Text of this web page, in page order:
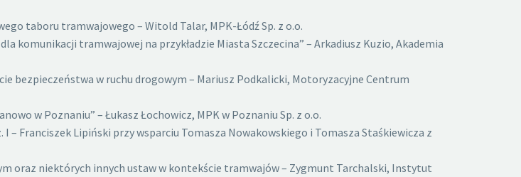
taboru tramwajowego – Witold Talar, MPK-Łódź Sp. z o.o.
komunikacji tramwajowej na przykładzie Miasta Szczecina” – Arkadiusz Kuzio, Akademia
bezpieczeństwa w ruchu drogowym – Mariusz Podkalicki, Motoryzacyjne Centrum
w Poznaniu” – Łukasz Łochowicz, MPK w Poznaniu Sp. z o.o.
I – Franciszek Lipiński przy wsparciu Tomasza Nowakowskiego i Tomasza Staśkiewicza z
oraz niektórych innych ustaw w kontekście tramwajów – Zygmunt Tarchalski, Instytut